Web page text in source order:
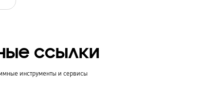
ссылки
инструменты и сервисы